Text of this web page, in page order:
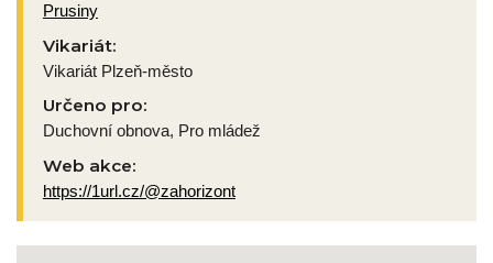
Prusiny
Vikariát:
Vikariát Plzeň-město
Určeno pro:
Duchovní obnova, Pro mládež
Web akce:
https://1url.cz/@zahorizont